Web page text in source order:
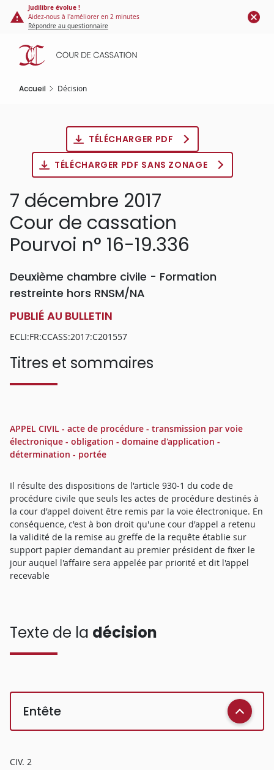
Panneau de gestion des cookies
contenu
principal
Judilibre évolue !
Aidez-nous à l'améliorer en 2 minutes
Répondre au questionnaire
Accueil Décision
TÉLÉCHARGER PDF
TÉLÉCHARGER PDF SANS ZONAGE
7 décembre 2017
Cour de cassation
Pourvoi n° 16-19.336
Deuxième chambre civile - Formation
restreinte hors RNSM/NA
PUBLIÉ AU BULLETIN
ECLI:FR:CCASS:2017:C201557
Titres et sommaires
APPEL CIVIL - acte de procédure - transmission par voie
électronique - obligation - domaine d'application -
détermination - portée
Il résulte des dispositions de l'article 930-1 du code de
procédure civile que seuls les actes de procédure destinés à
la cour d'appel doivent être remis par la voie électronique. En
conséquence, c'est à bon droit qu'une cour d'appel a retenu
la validité de la remise au greffe de la requête établie sur
support papier demandant au premier président de fixer le
jour auquel l'affaire sera appelée par priorité et dit l'appel
recevable
Texte de la décision
Entête
CIV. 2